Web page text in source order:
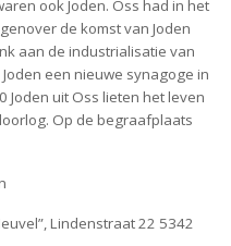
ook Joden. Oss had in het
de komst van Joden
aan de industrialisatie van
een nieuwe synagoge in
Joden uit Oss lieten het leven
Op de begraafplaats
Lindenstraat 22 5342